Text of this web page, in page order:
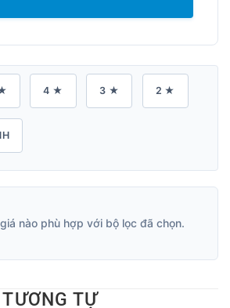
4 ★ 3 ★ 2 ★
nào phù hợp với bộ lọc đã chọn.
TỰ